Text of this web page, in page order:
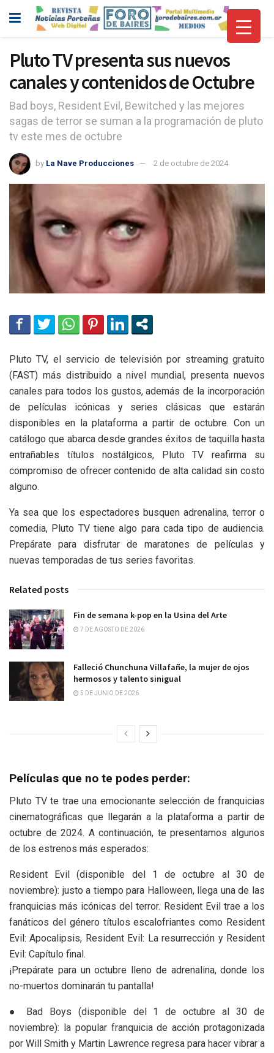
Pluto TV presenta sus nuevos
canales y contenidos de Octubre
Bad boys, Resident Evil, Bewitched y las mejores
sagas de terror se suman a la programación de pluto
tv este mes de octubre
by La Nave Producciones 2 de octubre de 2024
Pluto TV, el servicio de televisión por streaming gratuito
(FAST) más distribuido a nivel mundial, presenta nuevos
canales para todos los gustos, además de la incorporación
de películas icónicas y series clásicas que estarán
disponibles en la plataforma a partir de octubre. Con un
catálogo que abarca desde grandes éxitos de taquilla hasta
entrañables títulos nostálgicos, Pluto TV reafirma su
compromiso de ofrecer contenido de alta calidad sin costo
alguno.
Ya sea que los espectadores busquen adrenalina, terror o
comedia, Pluto TV tiene algo para cada tipo de audiencia.
Prepárate para disfrutar de maratones de películas y
nuevas temporadas de tus series favoritas.
Related posts
Fin de semana k-pop en la Usina del Arte
7 DE AGOSTO DE 2026
Falleció Chunchuna Villafañe, la mujer de ojos
hermosos y talento sinigual
5 DE JUNIO DE 2026
Películas que no te podes perder:
Pluto TV te trae una emocionante selección de franquicias
cinematográficas que llegarán a la plataforma a partir de
octubre de 2024. A continuación, te presentamos algunos
de los estrenos más esperados:
Resident Evil (disponible del 1 de octubre al 30 de
noviembre): justo a tiempo para Halloween, llega una de las
franquicias más icónicas del terror. Resident Evil trae a los
fanáticos del género títulos escalofriantes como Resident
Evil: Apocalipsis, Resident Evil: La resurrección y Resident
Evil: Capítulo final.
¡Prepárate para un octubre lleno de adrenalina, donde los
no-muertos dominarán tu pantalla!
● Bad Boys (disponible del 1 de octubre al 30 de
noviembre): la popular franquicia de acción protagonizada
por Will Smith y Martin Lawrence regresa para hacer vibrar a